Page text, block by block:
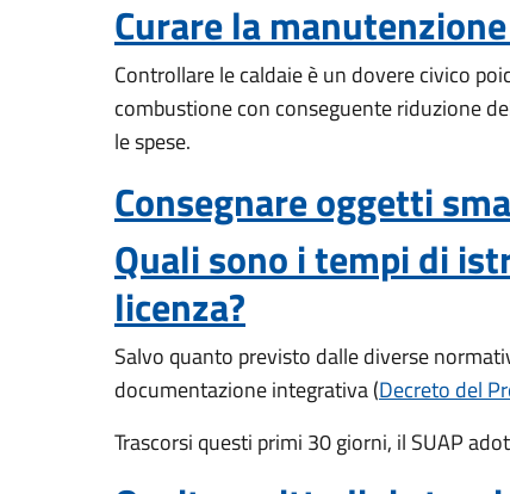
Curare la
Controllare le caldaie è un dovere civico
combustione con conseguente riduzione
le spese.
Consegnare oggetti
Quali sono i tempi di
licenza?
Salvo quanto previsto dalle diverse
documentazione integrativa (Decreto del
Trascorsi questi primi 30 giorni, il SUAP